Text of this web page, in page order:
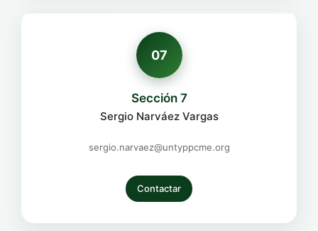
07
Sección 7
Sergio Narváez Vargas
sergio.narvaez@untyppcme.org
Contactar